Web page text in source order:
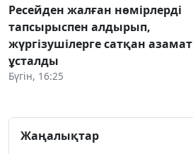
Ресейден жалған нөмірлерді
тапсырыспен алдырып,
жүргізушілерге сатқан азамат
ұсталды
Бүгін, 16:25
Жаңалықтар